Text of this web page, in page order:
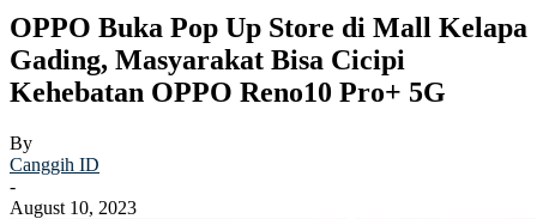
OPPO Buka Pop Up Store di Mall Kelapa
Gading, Masyarakat Bisa Cicipi
Kehebatan OPPO Reno10 Pro+ 5G
By
Canggih ID
-
August 10, 2023